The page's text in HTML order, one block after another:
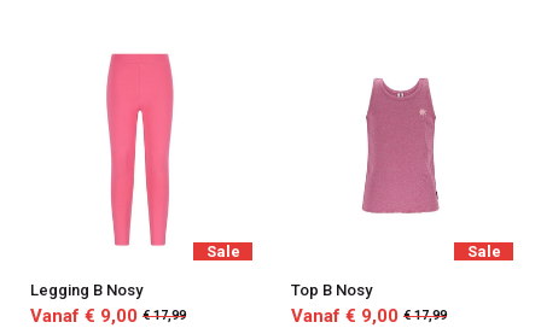
Sale
Legging B Nosy
Vanaf € 9,00 € 17,99
Sale
Top B Nosy
Vanaf € 9,00 € 17,99